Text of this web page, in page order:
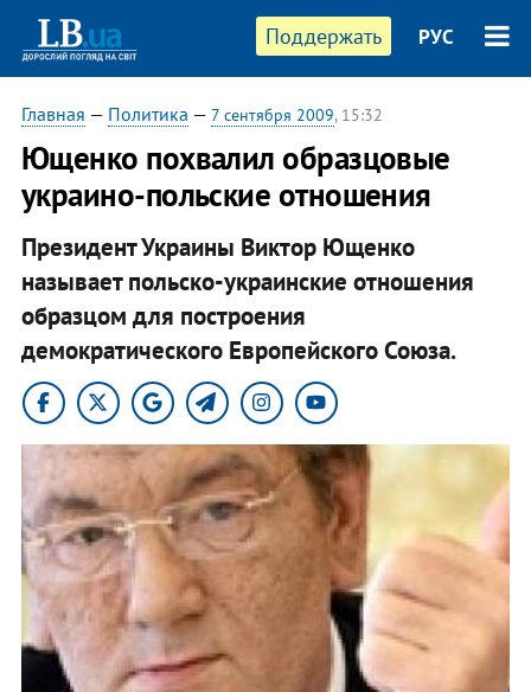
Поддержать РУС
Главная — Политика — 7 сентября 2009, 15:32
Ющенко похвалил образцовые
украино-польские отношения
Президент Украины Виктор Ющенко
называет польско-украинские отношения
образцом для построения
демократического Европейского Союза.